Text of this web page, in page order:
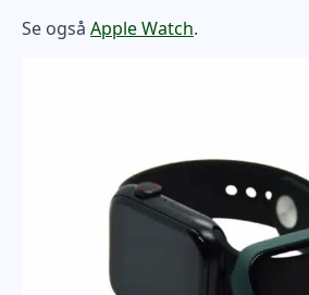
Se også Apple Watch.